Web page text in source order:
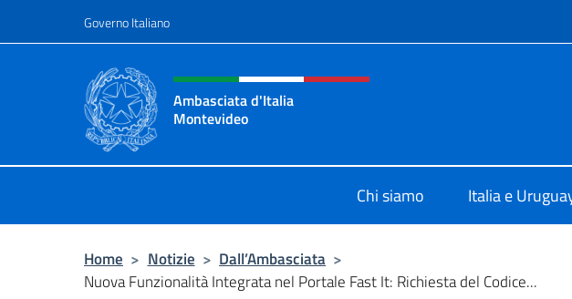
Governo Italiano
Intestazione sito, social e menù
Ambasciata d'Italia
Montevideo
Chi siamo Italia e
Home > Notizie > Dall’Ambasciata >
Nuova Funzionalità Integrata nel Portale Fast It: Richiesta del Codice...